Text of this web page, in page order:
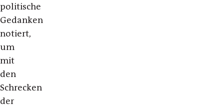
politische
Gedanken
notiert,
um
mit
den
Schrecken
der